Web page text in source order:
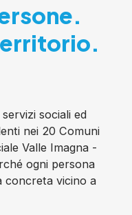
sociali ed
nei 20 Comuni
Valle Imagna -
ogni persona
concreta vicino a